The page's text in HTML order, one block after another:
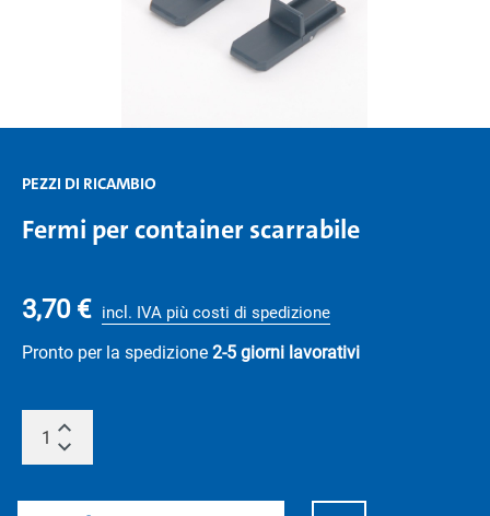
PEZZI DI RICAMBIO
Fermi per container scarrabile
3,70 € incl. IVA più costi di spedizione
Pronto per la spedizione 2-5 giorni lavorativi